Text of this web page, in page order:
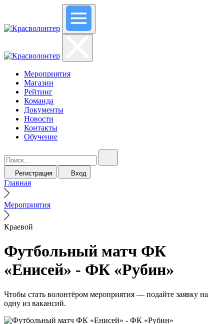
Мероприятия
Магазин
Рейтинг
Команда
Документы
Новости
Контакты
Обучение
Регистрация Вход
Главная
Мероприятия
Краевой
Футбольный матч ФК
«Енисей» - ФК «Рубин»
Чтобы стать волонтёром мероприятия — подайте заявку на
одну из вакансий.